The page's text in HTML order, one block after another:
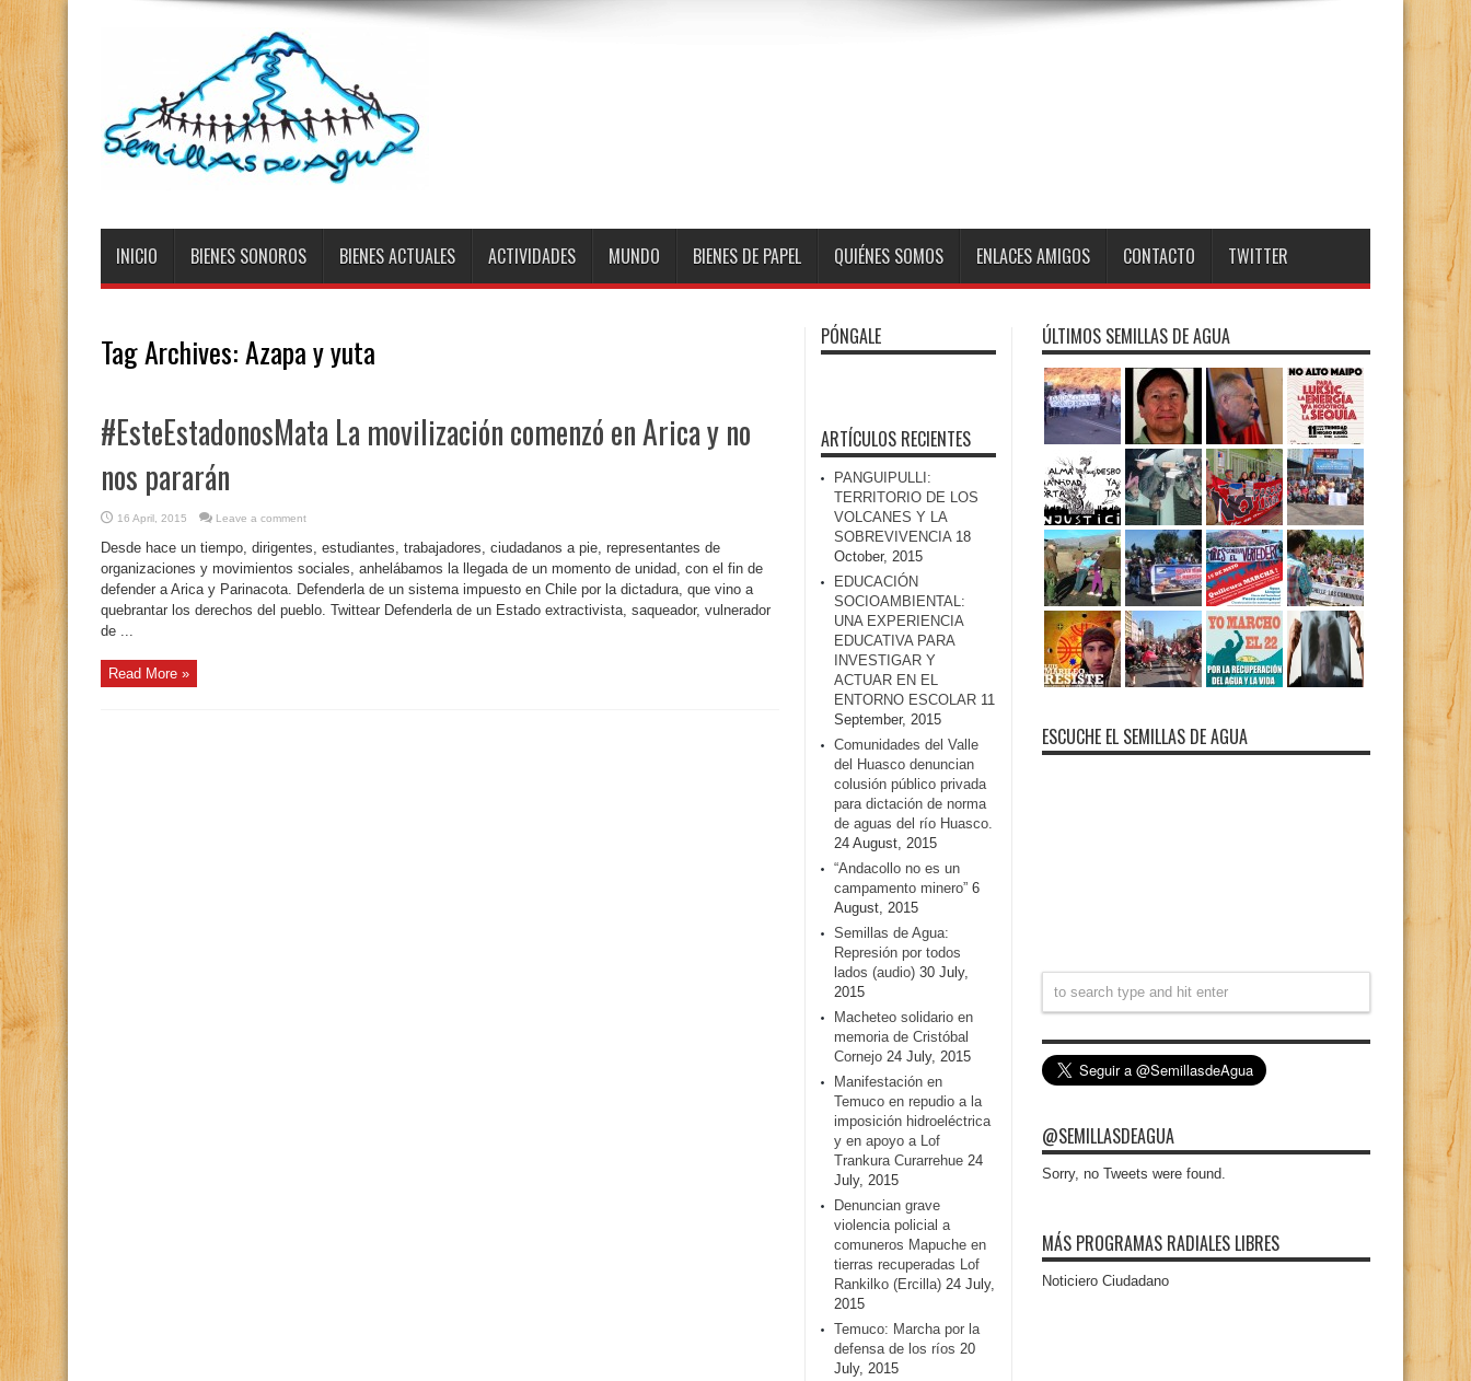
INICIO BIENES SONOROS BIENES ACTUALES ACTIVIDADES MUNDO BIENES DE PAPEL QUIÉNES SOMOS ENLACES AMIGOS CONTACTO TWITTER
Tag Archives:Azapa y yuta
#EsteEstadonosMata La movilización comenzó en Arica y no
nos pararán
16 April, 2015 Leave a comment
Desde hace un tiempo, dirigentes, estudiantes, trabajadores, ciudadanos a pie, representantes de
organizaciones y movimientos sociales, anhelábamos la llegada de un momento de unidad, con el fin de
defender a Arica y Parinacota. Defenderla de un sistema impuesto en Chile por la dictadura, que vino a
quebrantar los derechos del pueblo. Twittear Defenderla de un Estado extractivista, saqueador, vulnerador
de ...
Read More »
PÓNGALE
ARTÍCULOS RECIENTES
PANGUIPULLI:
TERRITORIO DE LOS
VOLCANES Y LA
SOBREVIVENCIA 18
October, 2015
EDUCACIÓN
SOCIOAMBIENTAL:
UNA EXPERIENCIA
EDUCATIVA PARA
INVESTIGAR Y
ACTUAR EN EL
ENTORNO ESCOLAR 11
September, 2015
Comunidades del Valle
del Huasco denuncian
colusión público privada
para dictación de norma
de aguas del río Huasco.
24 August, 2015
“Andacollo no es un
campamento minero” 6
August, 2015
Semillas de Agua:
Represión por todos
lados (audio) 30 July,
2015
Macheteo solidario en
memoria de Cristóbal
Cornejo 24 July, 2015
Manifestación en
Temuco en repudio a la
imposición hidroeléctrica
y en apoyo a Lof
Trankura Curarrehue 24
July, 2015
Denuncian grave
violencia policial a
comuneros Mapuche en
tierras recuperadas Lof
Rankilko (Ercilla) 24 July,
2015
Temuco: Marcha por la
defensa de los ríos 20
July, 2015
ÚLTIMOS SEMILLAS DE AGUA
ESCUCHE EL SEMILLAS DE AGUA
@SEMILLASDEAGUA
Sorry, no Tweets were found.
MÁS PROGRAMAS RADIALES LIBRES
Noticiero Ciudadano